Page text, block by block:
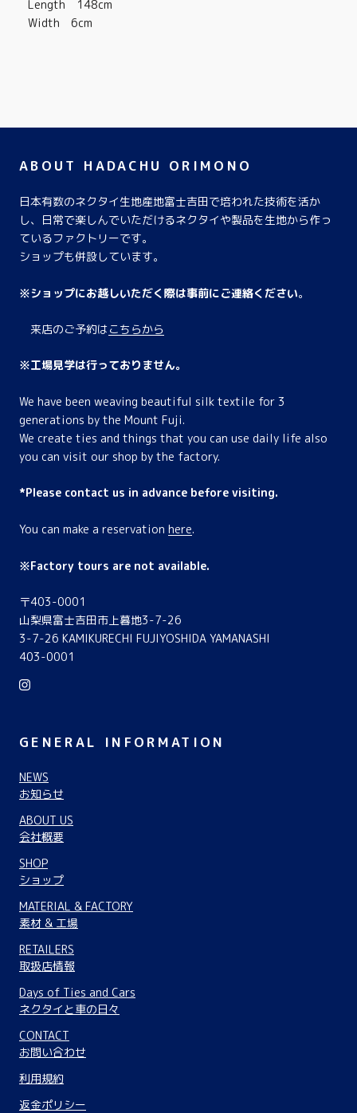
Length 148cm
Width 6cm
ABOUT HADACHU ORIMONO
日本有数のネクタイ生地産地富士吉田で培われた技術を活か
し、日常で楽しんでいただけるネクタイや製品を生地から作っ
ているファクトリーです。
ショップも併設しています。
※ショップにお越しいただく際は事前にご連絡ください。
来店のご予約はこちらから
※工場見学は行っておりません。
We have been weaving beautiful silk textile for 3
generations by the Mount Fuji.
We create ties and things that you can use daily life also
you can visit our shop by the factory.
*Please contact us in advance before visiting.
You can make a reservation here.
※Factory tours are not available.
〒403-0001
山梨県富士吉田市上暮地3-7-26
3-7-26 KAMIKURECHI FUJIYOSHIDA YAMANASHI
403-0001
GENERAL INFORMATION
NEWS
お知らせ
ABOUT US
会社概要
SHOP
ショップ
MATERIAL & FACTORY
素材 & 工場
RETAILERS
取扱店情報
Days of Ties and Cars
ネクタイと車の日々
CONTACT
お問い合わせ
利用規約
返金ポリシー